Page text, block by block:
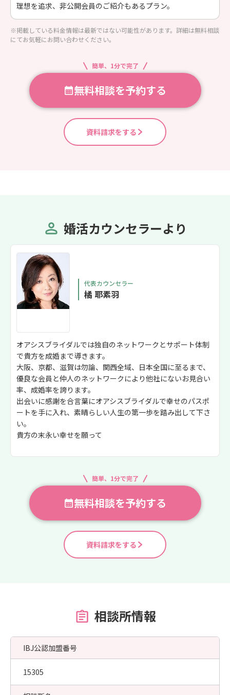
理想を追求、非公開会員のご紹介もあるプラン。
※掲載している料金情報は最新ではない可能性があります。詳細は無料相談
にてお気軽にお問い合わせください。
簡単、1分で完了
無料相談を予約する
資料請求をする
婚活カウンセラーより
代表カウンセラー
橘 耶素羽
オアシスブライダルでは独自のネットワークとサポート体制
で貴方を成婚まで導きます。
大阪、京都、滋賀は勿論、関西全域、日本全国に至るまで、
優良な会員と仲人のネットワークにより他社にないお見合い
率、成婚率を誇ります。
出会いに感謝を合言葉にオアシスブライダルで幸せのパスポ
ートを手に入れ、素晴らしい人生の第一歩を踏み出して下さ
い。
貴方の末永い幸せを願って
簡単、1分で完了
無料相談を予約する
資料請求をする
相談所情報
IBJ公認加盟番号
15305